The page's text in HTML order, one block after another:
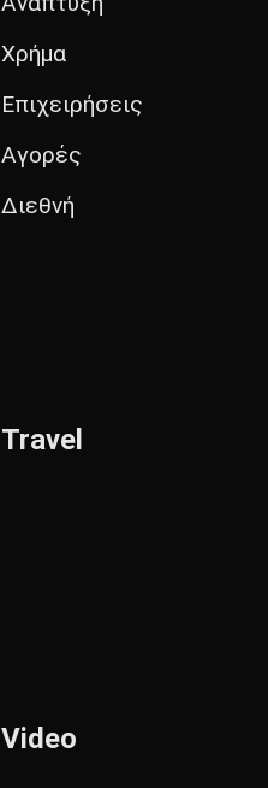
Χρήμα
Επιχειρήσεις
Αγορές
Διεθνή
Travel
Video